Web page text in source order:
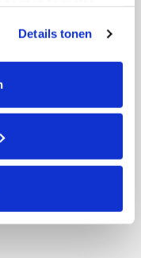
moment wijzigen of
de pagina. De
“details”.
Details tonen
Streefbedrag
team